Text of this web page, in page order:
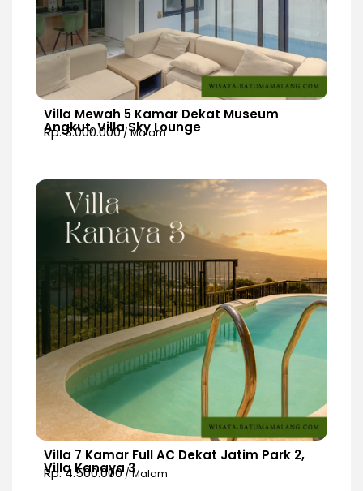
Villa Mewah 5 Kamar Dekat Museum
Angkut, Villa Sky Lounge
Rp. 3.000.000/ Malam
Villa 7 Kamar Full AC Dekat Jatim Park 2,
Villa Kanaya 3
Rp. 4.500.000/ Malam